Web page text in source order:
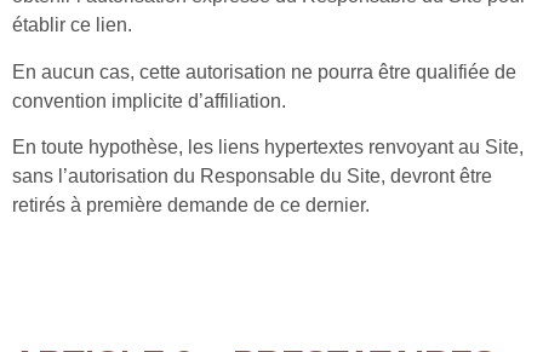
établir ce lien.
En aucun cas, cette autorisation ne pourra être qualifiée de
convention implicite d’affiliation.
En toute hypothèse, les liens hypertextes renvoyant au Site,
sans l’autorisation du Responsable du Site, devront être
retirés à première demande de ce dernier.